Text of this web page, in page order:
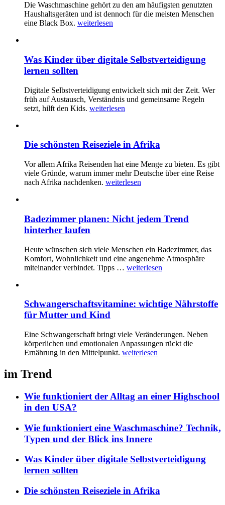
Die Waschmaschine gehört zu den am häufigsten genutzten
Haushaltsgeräten und ist dennoch für die meisten Menschen
eine Black Box. weiterlesen
Was Kinder über digitale Selbstverteidigung
lernen sollten
Digitale Selbstverteidigung entwickelt sich mit der Zeit. Wer
früh auf Austausch, Verständnis und gemeinsame Regeln
setzt, hilft den Kids. weiterlesen
Die schönsten Reiseziele in Afrika
Vor allem Afrika Reisenden hat eine Menge zu bieten. Es gibt
viele Gründe, warum immer mehr Deutsche über eine Reise
nach Afrika nachdenken. weiterlesen
Badezimmer planen: Nicht jedem Trend
hinterher laufen
Heute wünschen sich viele Menschen ein Badezimmer, das
Komfort, Wohnlichkeit und eine angenehme Atmosphäre
miteinander verbindet. Tipps … weiterlesen
Schwangerschaftsvitamine: wichtige Nährstoffe
für Mutter und Kind
Eine Schwangerschaft bringt viele Veränderungen. Neben
körperlichen und emotionalen Anpassungen rückt die
Ernährung in den Mittelpunkt. weiterlesen
im Trend
Wie funktioniert der Alltag an einer Highschool
in den USA?
Wie funktioniert eine Waschmaschine? Technik,
Typen und der Blick ins Innere
Was Kinder über digitale Selbstverteidigung
lernen sollten
Die schönsten Reiseziele in Afrika